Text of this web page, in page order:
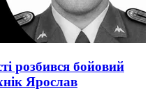
розбився бойовий
Ярослав